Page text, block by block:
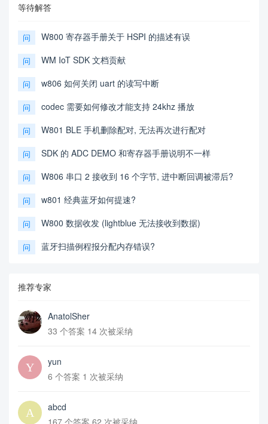
等待解答
问 W800 寄存器手册关于 HSPI 的描述有误
问 WM IoT SDK 文档贡献
问 w806 如何关闭 uart 的读写中断
问 codec 需要如何修改才能支持 24khz 播放
问 W801 BLE 手机删除配对, 无法再次进行配对
问 SDK 的 ADC DEMO 和寄存器手册说明不一样
问 W806 串口 2 接收到 16 个字节, 进中断回调被滞后?
问 w801 经典蓝牙如何提速?
问 W800 数据收发 (lightblue 无法接收到数据)
问 蓝牙扫描例程报分配内存错误?
推荐专家
AnatolSher
33 个答案 14 次被采纳
yun
6 个答案 1 次被采纳
abcd
167 个答案 62 次被采纳